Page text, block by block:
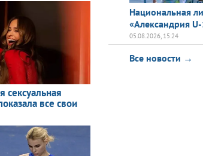
Национальная
«Александрия
05.08.2026, 15:24
Все новости →